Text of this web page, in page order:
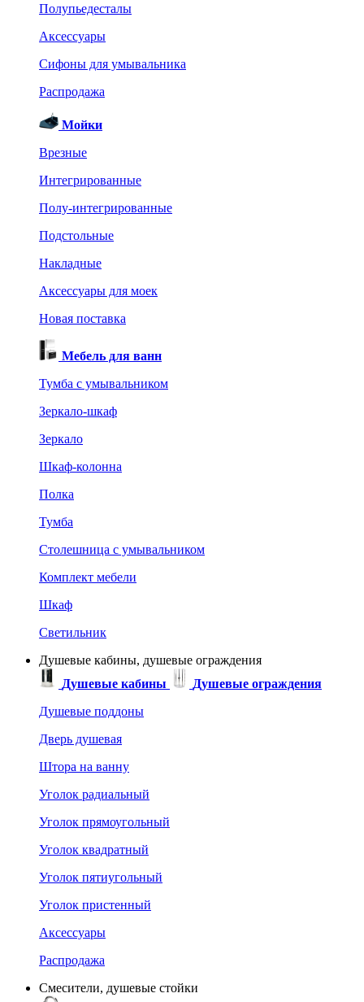
Полупьедесталы
Аксессуары
Сифоны для умывальника
Распродажа
Мойки
Врезные
Интегрированные
Полу-интегрированные
Подстольные
Накладные
Аксессуары для моек
Новая поставка
Мебель для ванн
Тумба с умывальником
Зеркало-шкаф
Зеркало
Шкаф-колонна
Полка
Тумба
Столешница с умывальником
Комплект мебели
Шкаф
Светильник
Душевые кабины, душевые ограждения
Душевые кабины
Душевые ограждения
Душевые поддоны
Дверь душевая
Штора на ванну
Уголок радиальный
Уголок прямоугольный
Уголок квадратный
Уголок пятиугольный
Уголок пристенный
Аксессуары
Распродажа
Смесители, душевые стойки